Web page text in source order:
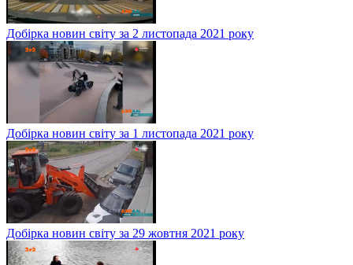
Добірка новин світу за 2 листопада 2021 року
Добірка новин світу за 1 листопада 2021 року
Добірка новин світу за 29 жовтня 2021 року